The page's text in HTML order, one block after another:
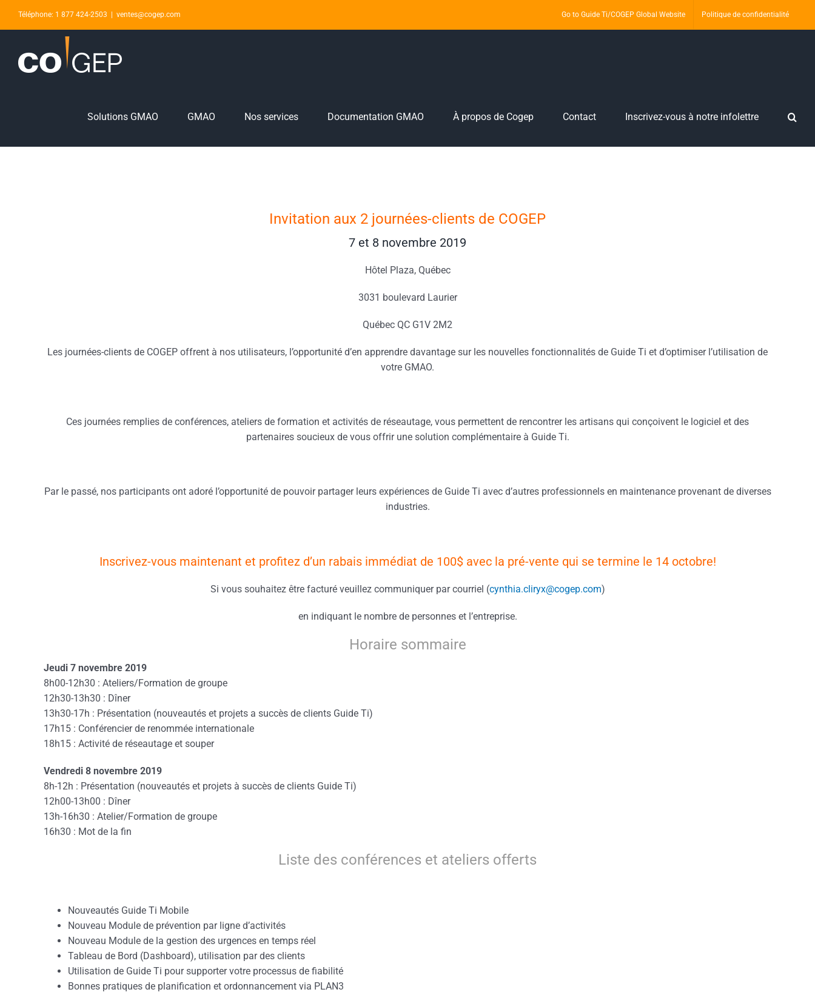
Téléphone: 1 877 424-2503 ventes@cogep.com Go to Guide Ti/COGEP Global Website Politique de confidentialité
Solutions GMAO GMAO Nos services Documentation GMAO À propos de Cogep Contact Inscrivez-vous à notre infolettre
Invitation aux 2 journées-clients de COGEP
7 et 8 novembre 2019
Hôtel Plaza, Québec
3031 boulevard Laurier
Québec QC G1V 2M2
Les journées-clients de COGEP offrent à nos utilisateurs, l’opportunité d’en apprendre davantage sur les nouvelles fonctionnalités de Guide Ti et d’optimiser l’utilisation de
votre GMAO.
Ces journées remplies de conférences, ateliers de formation et activités de réseautage, vous permettent de rencontrer les artisans qui conçoivent le logiciel et des
partenaires soucieux de vous offrir une solution complémentaire à Guide Ti.
Par le passé, nos participants ont adoré l’opportunité de pouvoir partager leurs expériences de Guide Ti avec d’autres professionnels en maintenance provenant de diverses
industries.
Inscrivez-vous maintenant et profitez d’un rabais immédiat de 100$ avec la pré-vente qui se termine le 14 octobre!
Si vous souhaitez être facturé veuillez communiquer par courriel (cynthia.cliryx@cogep.com)
en indiquant le nombre de personnes et l’entreprise.
Horaire sommaire
Jeudi 7 novembre 2019
8h00-12h30 : Ateliers/Formation de groupe
12h30-13h30 : Dîner
13h30-17h : Présentation (nouveautés et projets a succès de clients Guide Ti)
17h15 : Conférencier de renommée internationale
18h15 : Activité de réseautage et souper
Vendredi 8 novembre 2019
8h-12h : Présentation (nouveautés et projets à succès de clients Guide Ti)
12h00-13h00 : Dîner
13h-16h30 : Atelier/Formation de groupe
16h30 : Mot de la fin
Liste des conférences et ateliers offerts
Nouveautés Guide Ti Mobile
Nouveau Module de prévention par ligne d’activités
Nouveau Module de la gestion des urgences en temps réel
Tableau de Bord (Dashboard), utilisation par des clients
Utilisation de Guide Ti pour supporter votre processus de fiabilité
Bonnes pratiques de planification et ordonnancement via PLAN3